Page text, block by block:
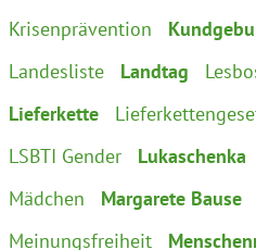
Krisenprävention
Landesliste
Landtag
Lieferkette
LSBTI Gender
Lukaschenka
Mädchen
Margarete Bause
Meinungsfreiheit